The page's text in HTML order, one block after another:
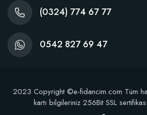
(0324) 774 67 77
0542 827 69 47
2023 Copyright ©e-fidancim.com Tüm
kartı bilgileriniz 256Bit SSL